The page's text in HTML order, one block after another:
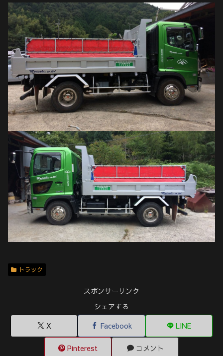
トラック
スポンサーリンク
シェアする
X
Facebook LINE
Pinterest コメント